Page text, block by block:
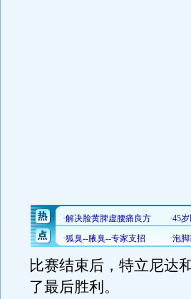
比赛结束后，特立尼达
了最后胜利。